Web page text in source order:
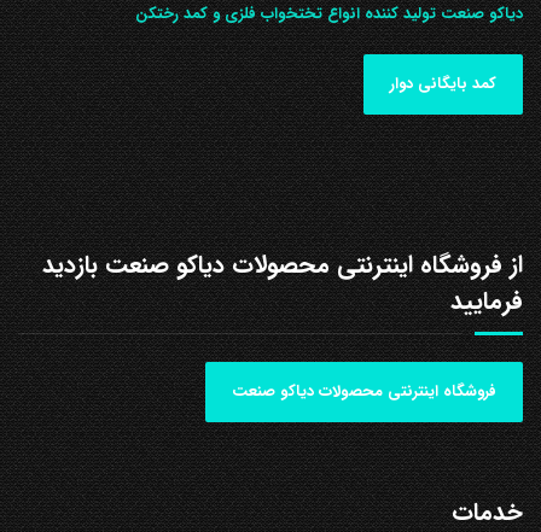
دیاکو صنعت تولید کننده انواع تختخواب فلزی و کمد رختکن
کمد بایگانی دوار
از فروشگاه اینترنتی محصولات دیاکو صنعت بازدید
فرمایید
فروشگاه اینترنتی محصولات دیاکو صنعت
خدمات